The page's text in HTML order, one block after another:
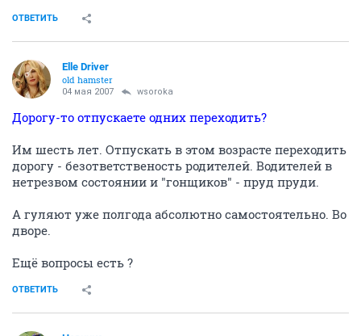
ОТВЕТИТЬ
Elle Driver
old hamster
04 мая 2007 wsoroka
Дорогу-то отпускаете одних переходить?
Им шесть лет. Отпускать в этом возрасте переходить
дорогу - безответственость родителей. Водителей в
нетрезвом состоянии и "гонщиков" - пруд пруди.
А гуляют уже полгода абсолютно самостоятельно. Во
дворе.
Ещё вопросы есть ?
ОТВЕТИТЬ